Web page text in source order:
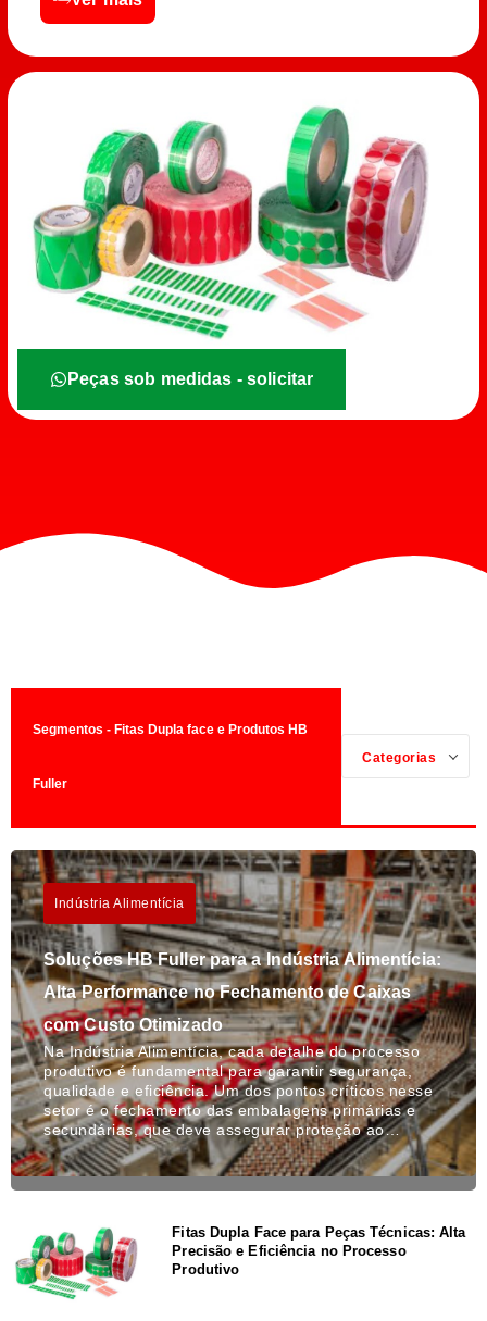
Peças sob medidas - solicitar
Segmentos - Fitas Dupla face e Produtos HB
Fuller
Categorias
Indústria Alimentícia
Soluções HB Fuller para a Indústria Alimentícia:
Alta Performance no Fechamento de Caixas
com Custo Otimizado
Na Indústria Alimentícia, cada detalhe do processo
produtivo é fundamental para garantir segurança,
qualidade e eficiência. Um dos pontos críticos nesse
setor é o fechamento das embalagens primárias e
secundárias, que deve assegurar proteção ao…
Fitas Dupla Face para Peças Técnicas: Alta
Precisão e Eficiência no Processo
Produtivo